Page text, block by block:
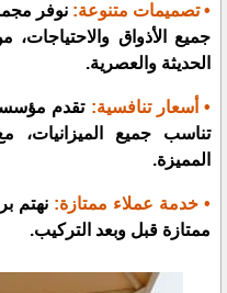
• تصميمات متنوعة: نوفر
جميع الأذواق والاحتياجات،
الحديثة والعصرية.
• أسعار تنافسية: تقدم
تناسب جميع الميزانيات،
المميزة.
• خدمة عملاء ممتازة: نهتم
ممتازة قبل وبعد التركيب.